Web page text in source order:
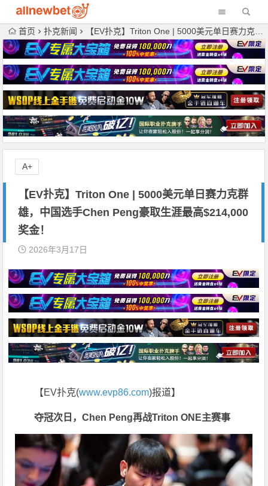
首页 扑克新闻 【EV扑克】Triton One | 5000美元单日赛力克群雄，中国选手Chen Peng豪取生涯最高$214,000奖金！
【EV扑克】Triton One | 5000美元单日赛力克群
雄，中国选手Chen Peng豪取生涯最高$214,000
奖金！
2026年3月17日
【EV扑克(www.evp86.com)报道】
夺冠次日，Chen Peng再战Triton ONE主赛事
A+